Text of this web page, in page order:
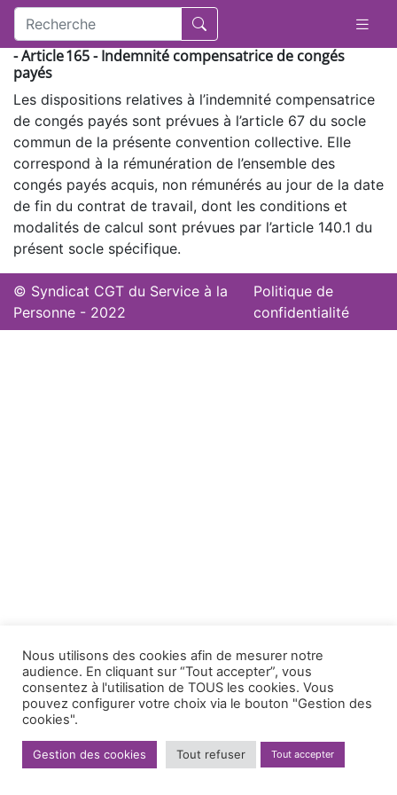
- Article 165 - Indemnité compensatrice de congés
payés
Les dispositions relatives à l’indemnité compensatrice
de congés payés sont prévues à l’article 67 du socle
commun de la présente convention collective. Elle
correspond à la rémunération de l’ensemble des
congés payés acquis, non rémunérés au jour de la date
de fin du contrat de travail, dont les conditions et
modalités de calcul sont prévues par l’article 140.1 du
présent socle spécifique.
© Syndicat CGT du Service à la
Personne - 2022
Politique de
confidentialité
Nous utilisons des cookies afin de mesurer notre
audience. En cliquant sur “Tout accepter”, vous
consentez à l'utilisation de TOUS les cookies. Vous
pouvez configurer votre choix via le bouton "Gestion des
cookies".
Gestion des cookies Tout refuser Tout accepter